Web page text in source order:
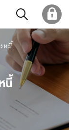
หนี้
นี้